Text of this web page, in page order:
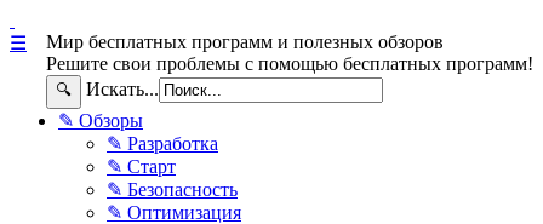
Мир бесплатных программ и полезных обзоров
Решите свои проблемы с помощью бесплатных программ!
🔍 Искать...
☰
✎ Обзоры
✎ Разработка
✎ Старт
✎ Безопасность
✎ Оптимизация